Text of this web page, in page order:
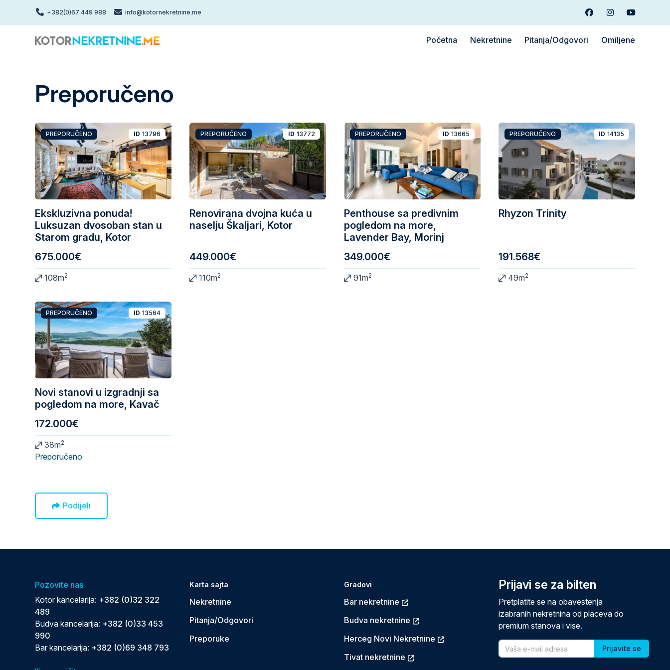
+382(0)67 449 988 info@kotornekretnine.me FacebookInstagramYoutube
Početna Nekretnine Pitanja/Odgovori Omiljene
Preporučeno
Ekskluzivna ponuda!
Luksuzan dvosoban stan u
Starom gradu, Kotor
PREPORUČENO ID 13796
675.000€
108m2
Renovirana dvojna kuća u
naselju Škaljari, Kotor
PREPORUČENO ID 13772
449.000€
110m2
Penthouse sa predivnim
pogledom na more,
Lavender Bay, Morinj
PREPORUČENO ID 13665
349.000€
91m2
Rhyzon Trinity
PREPORUČENO ID 14135
191.568€
49m2
Novi stanovi u izgradnji sa
pogledom na more, Kavač
PREPORUČENO ID 13564
172.000€
38m2
Preporučeno
Podijeli
Pozovite nas
Kotor kancelarija: +382 (0)32 322
489
Budva kancelarija: +382 (0)33 453
990
Bar kancelarija: +382 (0)69 348 793
Karta sajta
Nekretnine
Pitanja/Odgovori
Preporuke
Gradovi
Bar nekretnine
Budva nekretnine
Herceg Novi Nekretnine
Tivat nekretnine
Prijavi se za bilten
Pretplatite se na obavestenja
izabranih nekretnina od placeva do
premium stanova i vise.
Email